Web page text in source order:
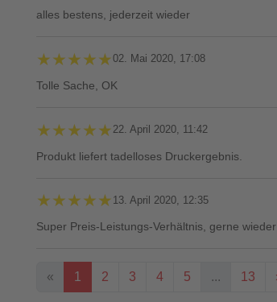
alles bestens, jederzeit wieder
★★★★★
★★★★★02. Mai 2020, 17:08
Tolle Sache, OK
★★★★★
★★★★★ 22. April 2020, 11:42
Produkt liefert tadelloses Druckergebnis.
★★★★★
★★★★★ 13. April 2020, 12:35
Super Preis-Leistungs-Verhältnis, gerne
« 1 2 3 4 5 ... 13